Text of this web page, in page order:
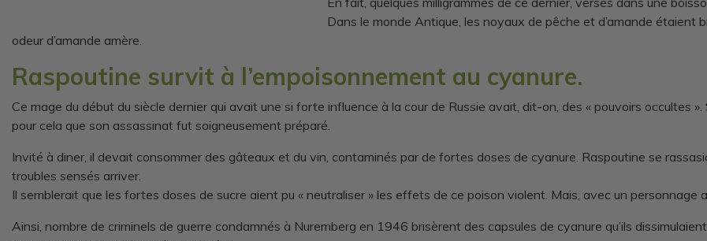
Dans le monde Antique, les noyaux de pêche et d’amande étaient
odeur d’amande amère.
Raspoutine survit à l’empoisonnement au cyanure.
Ce mage du début du siècle dernier qui avait une si forte influence à la cour de Russie avait, dit-on, des « pouvoirs occultes
pour cela que son assassinat fut soigneusement préparé.
Invité à diner, il devait consommer des gâteaux et du vin, contaminés par de fortes doses de cyanure. Raspoutine se
troubles sensés arriver.
Il semblerait que les fortes doses de sucre aient pu « neutraliser » les effets de ce poison violent. Mais, avec un personnage
Ainsi, nombre de criminels de guerre condamnés à Nuremberg en 1946 brisèrent des capsules de cyanure qu’ils